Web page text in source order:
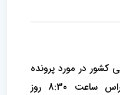
کشور در مورد پرونده
وحدت رویه ردیف 68/99 راس ساعت 8:30 روز